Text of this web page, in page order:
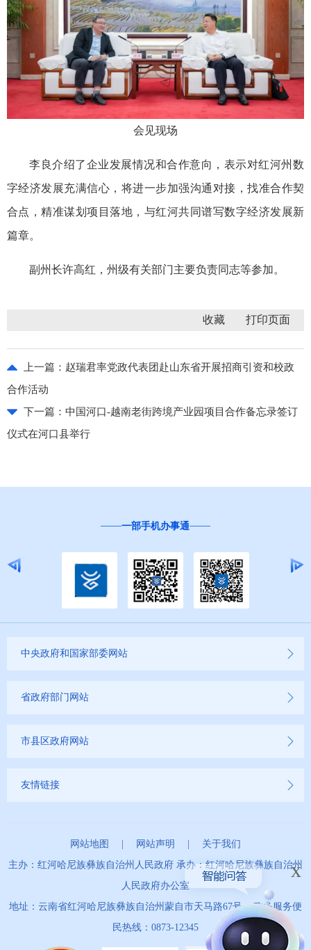
会见现场
李良介绍了企业发展情况和合作意向，表示对红河州数
字经济发展充满信心，将进一步加强沟通对接，找准合作契
合点，精准谋划项目落地，与红河共同谱写数字经济发展新
篇章。
副州长许高红，州级有关部门主要负责同志等参加。
收藏
上一篇： 赵瑞君率党政代表团赴山东省开展招商引资和校政
合作活动
下一篇： 中国河口-越南老街跨境产业园项目合作备忘录签订
仪式在河口县举行
一部手机办事通
中央政府和国家部委网站
省政府部门网站
市县区政府网站
友情链接
网站地图 网站声明
关于我们
主办：红河哈尼族彝族自治州人民政府 承办：红河哈尼族彝族自治州
人民政府办公室
地址：云南省红河哈尼族彝族自治州蒙自市天马路67号 政务服务便
民热线：0873-12345
x